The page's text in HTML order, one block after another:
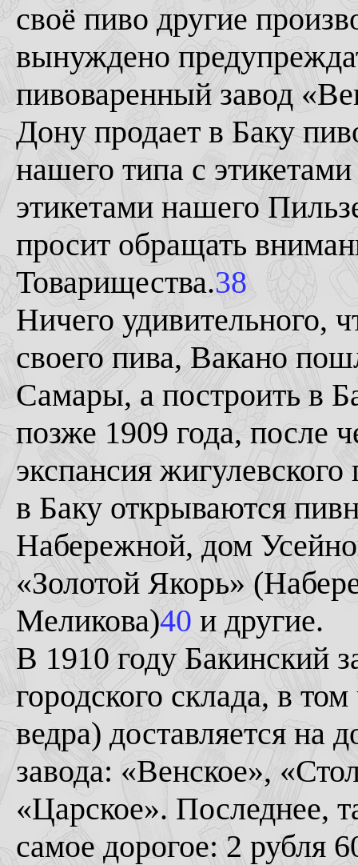
своё пиво другие
вынуждено
пивоваренный завод
Дону продает в Баку
нашего типа с
этикетами нашего
просит обращать
Товарищества.38
Ничего удивительного,
своего пива, Вакано
Самары, а построить в
позже 1909 года, после
экспансия
в Баку открываются
Набережной, дом
«Золотой Якорь»
Меликова)40 и другие.
В 1910 году Бакинский
городского склада, в
ведра) доставляется на
завода: «Венское»,
«Царское». Последнее,
самое дорогое: 2 рубля